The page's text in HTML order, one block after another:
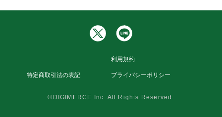
利用規約
特定商取引法の表記 プライバシーポリシー
©DIGIMERCE Inc. All Rights Reserved.